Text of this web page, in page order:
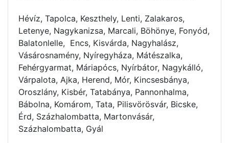
Hévíz, Tapolca, Keszthely, Lenti, Zalakaros,
Letenye, Nagykanizsa, Marcali, Böhönye, Fonyód,
Balatonlelle, Encs, Kisvárda, Nagyhalász,
Vásárosnamény, Nyíregyháza, Mátészalka,
Fehérgyarmat, Máriapócs, Nyírbátor, Nagykálló,
Várpalota, Ajka, Herend, Mór, Kincsesbánya,
Oroszlány, Kisbér, Tatabánya, Pannonhalma,
Bábolna, Komárom, Tata, Pilisvörösvár, Bicske,
Érd, Százhalombatta, Martonvásár,
Százhalombatta, Gyál